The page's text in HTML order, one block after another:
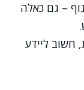
– גם כאלה
חשוב ליידע